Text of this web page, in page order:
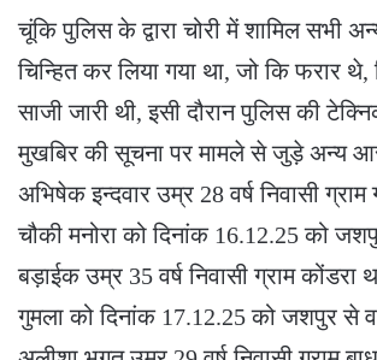
चूंकि पुलिस के द्वारा चोरी में शामिल सभी
चिन्हित कर लिया गया था, जो कि फरार थे,
साजी जारी थी, इसी दौरान पुलिस की
मुखबिर की सूचना पर मामले से जुड़े अन्य
अभिषेक इन्दवार उम्र 28 वर्ष निवासी ग्राम
चौकी मनोरा को दिनांक 16.12.25 को
बड़ाईक उम्र 35 वर्ष निवासी ग्राम कोंडरा
गुमला को दिनांक 17.12.25 को जशपुर से